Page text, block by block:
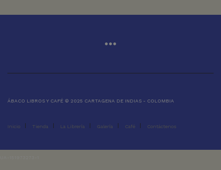
ÁBACO LIBROS Y CAFÉ © 2025 CARTAGENA DE INDIAS - COLOMBIA
Inicio Tienda La Librería Galería Café Contáctenos